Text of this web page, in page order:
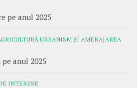
pe anul 2025
URBANISM ȘI AMENAJAREA
anul 2025
INTERESE